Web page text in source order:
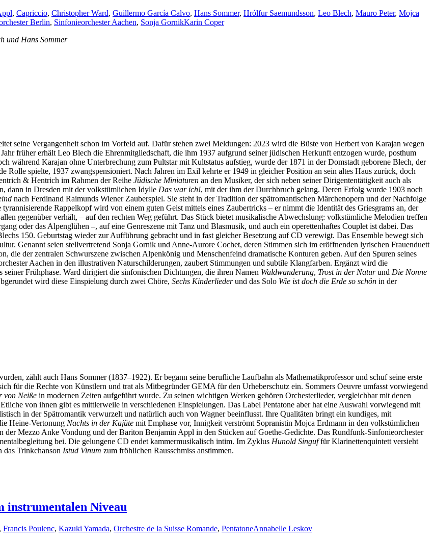
, Capriccio, Christopher Ward, Guillermo García Calvo, Hans Sommer, Hrólfur Saemundsson, Leo Blech, Mauro Peter, Mojca
Berlin, Sinfonieorchester Aachen, Sonja GornikKarin Coper
und Hans Sommer
seine Vergangenheit schon im Vorfeld auf. Dafür stehen zwei Meldungen: 2023 wird die Büste von Herbert von Karajan wegen
früher erhält Leo Blech die Ehrenmitgliedschaft, die ihm 1937 aufgrund seiner jüdischen Herkunft entzogen wurde, posthum
während Karajan ohne Unterbrechung zum Pultstar mit Kultstatus aufstieg, wurde der 1871 in der Domstadt geborene Blech, der
Rolle spielte, 1937 zwangspensioniert. Nach Jahren im Exil kehrte er 1949 in gleicher Position an sein altes Haus zurück, doch
& Hentrich im Rahmen der Reihe Jüdische Miniaturen an den Musiker, der sich neben seiner Dirigententätigkeit auch als
dann in Dresden mit der volkstümlichen Idylle Das war ich!, mit der ihm der Durchbruch gelang. Deren Erfolg wurde 1903 noch
nach Ferdinand Raimunds Wiener Zauberspiel. Sie steht in der Tradition der spätromantischen Märchenopern und der Nachfolge
Rappelkopf wird von einem guten Geist mittels eines Zaubertricks – er nimmt die Identität des Griesgrams an, der
gegenüber verhält, – auf den rechten Weg geführt. Das Stück bietet musikalische Abwechslung: volkstümliche Melodien treffen
oder das Alpenglühen –, auf eine Genreszene mit Tanz und Blasmusik, und auch ein operettenhaftes Couplet ist dabei. Das
150. Geburtstag wieder zur Aufführung gebracht und in fast gleicher Besetzung auf CD verewigt. Das Ensemble bewegt sich
Genannt seien stellvertretend Sonja Gornik und Anne-Aurore Cochet, deren Stimmen sich im eröffnenden lyrischen Frauenduett
die der zentralen Schwurszene zwischen Alpenkönig und Menschenfeind dramatische Konturen geben. Auf den Spuren seines
Aachen in den illustrativen Naturschilderungen, zaubert Stimmungen und subtile Klangfarben. Ergänzt wird die
Frühphase. Ward dirigiert die sinfonischen Dichtungen, die ihren Namen Waldwanderung, Trost in der Naturund Die Nonne
wird diese Einspielung durch zwei Chöre, Sechs Kinderliederund das Solo Wie ist doch die Erde so schön in der
zählt auch Hans Sommer (1837–1922). Er begann seine berufliche Laufbahn als Mathematikprofessor und schuf seine erste
für die Rechte von Künstlern und trat als Mitbegründer GEMA für den Urheberschutz ein. Sommers Oeuvre umfasst vorwiegend
von Neiße in modernen Zeiten aufgeführt wurde. Zu seinen wichtigen Werken gehören Orchesterlieder, vergleichbar mit denen
von ihnen gibt es mittlerweile in verschiedenen Einspielungen. Das Label Pentatone aber hat eine Auswahl vorwiegend mit
in der Spätromantik verwurzelt und natürlich auch von Wagner beeinflusst. Ihre Qualitäten bringt ein kundiges, mit
Heine-Vertonung Nachts in der Kajüte mit Emphase vor, Innigkeit verströmt Sopranistin Mojca Erdmann in den volkstümlichen
der Mezzo Anke Vondung und der Bariton Benjamin Appl in den Stücken auf Goethe-Gedichte. Das Rundfunk-Sinfonieorchester
bei. Die gelungene CD endet kammermusikalisch intim. Im Zyklus Hunold Singuffür Klarinettenquintett versieht
das Trinkchanson Istud Vinum zum fröhlichen Rausschmiss anstimmen.
instrumentalen Niveau
, Francis Poulenc, Kazuki Yamada, Orchestre de la Suisse Romande, PentatoneAnnabelle Leskov